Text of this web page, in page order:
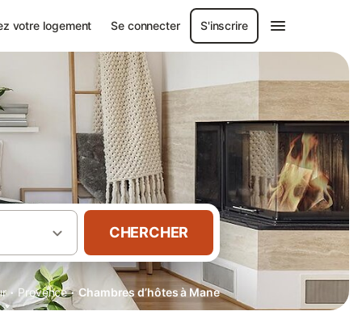
votre logement Se connecter S'inscrire
CHERCHER
· Provence · Chambres d’hôtes à Mane